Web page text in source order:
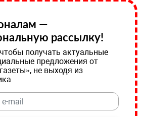
—
рассылку!
получать актуальные
предложения от
не выходя из